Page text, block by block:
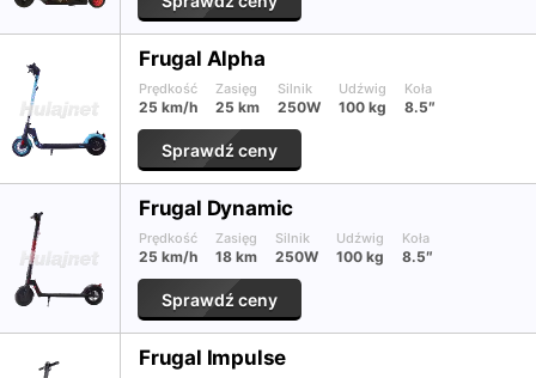
Frugal Alpha
Prędkość
25 km/h
Zasięg
25 km
Silnik
250W
Udźwig
100 kg
Koła
8.5″
Sprawdź ceny
Frugal Dynamic
Prędkość
25 km/h
Zasięg
18 km
Silnik
250W
Udźwig
100 kg
Koła
8.5″
Sprawdź ceny
Frugal Impulse